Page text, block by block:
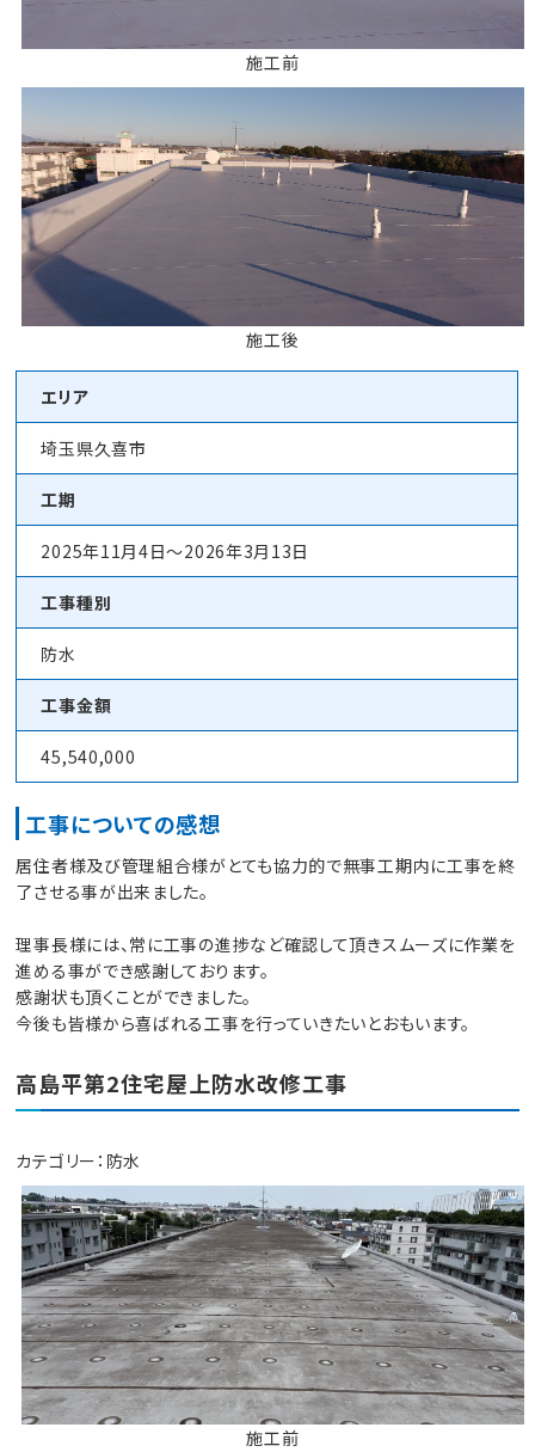
施工前
施工後
エリア
埼玉県久喜市
工期
2025年11月4日～2026年3月13日
工事種別
防水
工事金額
45,540,000
工事についての感想
居住者様及び管理組合様がとても協力的で無事工期内に工事を終
了させる事が出来ました。
理事長様には、常に工事の進捗など確認して頂きスムーズに作業を
進める事ができ感謝しております。
感謝状も頂くことができました。
今後も皆様から喜ばれる工事を行っていきたいとおもいます。
高島平第2住宅屋上防水改修工事
カテゴリー： 防水
施工前